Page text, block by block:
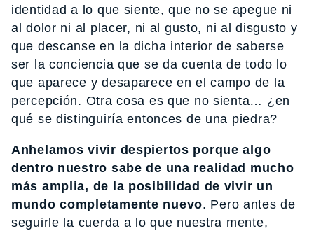
identidad a lo que siente, que no se apegue ni
al dolor ni al placer, ni al gusto, ni al disgusto y
que descanse en la dicha interior de saberse
ser la conciencia que se da cuenta de todo lo
que aparece y desaparece en el campo de la
percepción. Otra cosa es que no sienta… ¿en
qué se distinguiría entonces de una piedra?
Anhelamos vivir despiertos porque algo
dentro nuestro sabe de una realidad mucho
más amplia, de la posibilidad de vivir un
mundo completamente nuevo. Pero antes de
seguirle la cuerda a lo que nuestra mente,